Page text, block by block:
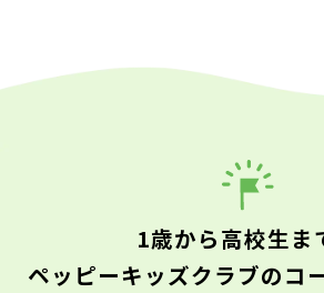
1歳から高校生ま
ペッピーキッズクラブのコ